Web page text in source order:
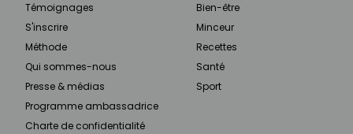
Témoignages
S'inscrire
Méthode
Qui sommes-nous
Presse & médias
Programme ambassadrice
Charte de confidentialité
Bien-être
Minceur
Recettes
Santé
Sport